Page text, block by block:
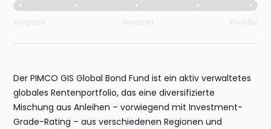
Der PIMCO GIS Global Bond Fund ist ein aktiv verwaltetes
globales Rentenportfolio, das eine diversifizierte
Mischung aus Anleihen – vorwiegend mit Investment-
Grade-Rating – aus verschiedenen Regionen und